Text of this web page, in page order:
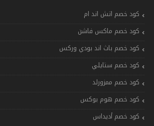
كود خصم اتش اند ام
كود خصم ماكس فاشن
كود خصم باث اند بودي وركس
كود خصم ستايلي
كود خصم ممزورلد
كود خصم هوم بوكس
كود خصم أديداس